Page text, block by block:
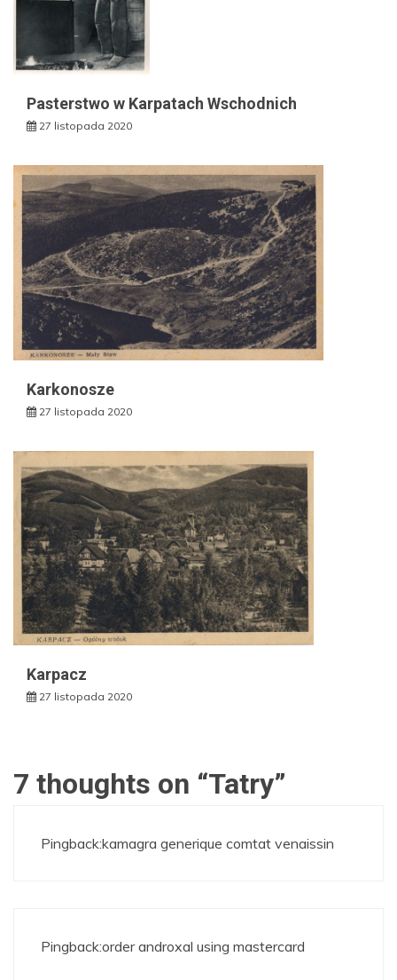
Pasterstwo w Karpatach Wschodnich
27 listopada 2020
Karkonosze
27 listopada 2020
Karpacz
27 listopada 2020
7 thoughts on “Tatry”
Pingback:kamagra generique comtat venaissin
Pingback:order androxal using mastercard